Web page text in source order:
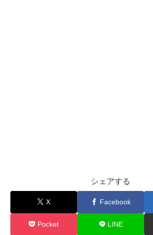
シェアする
X Facebook
Pocket LINE